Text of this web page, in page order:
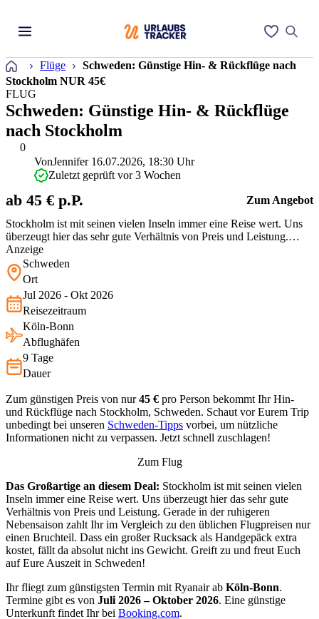
Startseite
Flüge
Schweden: Günstige Hin- & Rückflüge nach
Stockholm NUR 45€
0
FLUG
Schweden: Günstige Hin- & Rückflüge
nach Stockholm
Stockholm ist mit seinen vielen Inseln immer eine Reise wert. Uns
überzeugt hier das sehr gute Verhältnis von Preis und Leistung.
Gerade in der ruhigeren Nebensaison zahlt Ihr im Vergleich zu den
üblichen Flugpreisen nur einen Bruchteil. Dass ein großer Rucksack
als Handgepäck extra kostet, fällt da absolut nicht ins Gewich…
VonJennifer 16.07.2026, 18:30 Uhr
Zuletzt geprüft vor 3 Wochen
ab 45 € p.P. Zum Angebot
Anzeige
Schweden
Ort
Jul 2026 - Okt 2026
Reisezeitraum
Köln-Bonn
Abflughäfen
9 Tage
Dauer
Zum günstigen Preis von nur45 € pro Person bekommt Ihr Hin-
und Rückflüge nach Stockholm, Schweden. Schaut vor Eurem Trip
unbedingt bei unseren Schweden-Tipps vorbei, um nützliche
Informationen nicht zu verpassen. Jetzt schnell zuschlagen!
Zum Flug
Das Großartige an diesem Deal: Stockholm ist mit seinen vielen
Inseln immer eine Reise wert. Uns überzeugt hier das sehr gute
Verhältnis von Preis und Leistung. Gerade in der ruhigeren
Nebensaison zahlt Ihr im Vergleich zu den üblichen Flugpreisen nur
einen Bruchteil. Dass ein großer Rucksack als Handgepäck extra
kostet, fällt da absolut nicht ins Gewicht. Greift zu und freut Euch
auf Eure Auszeit in Schweden!
Ihr fliegt zum günstigsten Termin mit Ryanair ab Köln-Bonn.
Termine gibt es von Juli 2026 – Oktober 2026. Eine günstige
Unterkunft findet Ihr bei Booking.com.